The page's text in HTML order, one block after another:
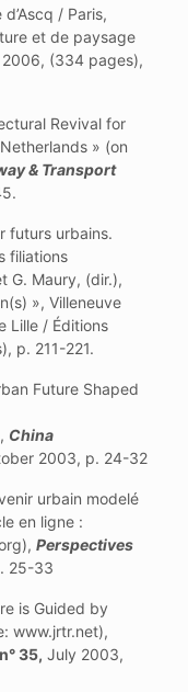
/ Paris,
et de paysage
2006, (334 pages),
Revival for
» (on
& Transport
futurs urbains.
filiations
G. Maury, (dir.),
», Villeneuve
Lille / Éditions
p. 211-221.
Future Shaped
China
2003, p. 24-32
urbain modelé
en ligne :
Perspectives
25-33
is Guided by
www.jrtr.net),
n° 35, July 2003,